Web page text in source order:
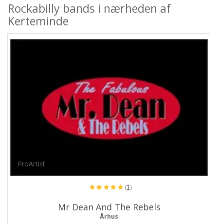
Rockabilly bands i nærheden af
Kerteminde
ProArtist
(1)
Mr Dean And The Rebels
Århus